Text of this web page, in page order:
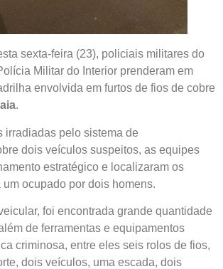
sexta-feira (23), policiais militares do
Militar do Interior prenderam em
envolvida em furtos de fios de cobre
.
irradiadas pelo sistema de
dois veículos suspeitos, as equipes
estratégico e localizaram os
ocupado por dois homens.
foi encontrada grande quantidade
de ferramentas e equipamentos
criminosa, entre eles seis rolos de fios,
dois veículos, uma escada, dois